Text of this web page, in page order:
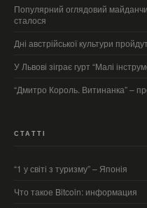
Популярний оглядовий
сталося
Дні австрійської культури
У Львові зіграє гурт “Малі
“Дмитро Король. Витинанка” –
СТАТТІ
“1 у світі з туризму” – Японія
Что такое Bitcoin: информация